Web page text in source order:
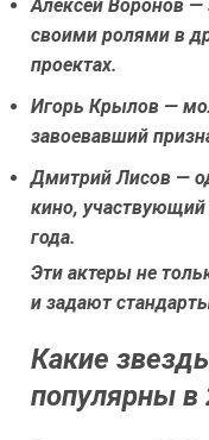
Алексей Воронов —
своими ролями в
проектах.
Игорь Крылов —
завоевавший
Дмитрий Лисов —
кино,
года.
Эти актеры не
и задают
Какие
популярны в